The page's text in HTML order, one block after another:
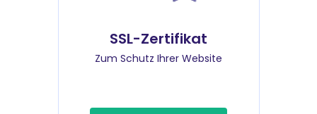
SSL-Zertifikat
Zum Schutz Ihrer Website